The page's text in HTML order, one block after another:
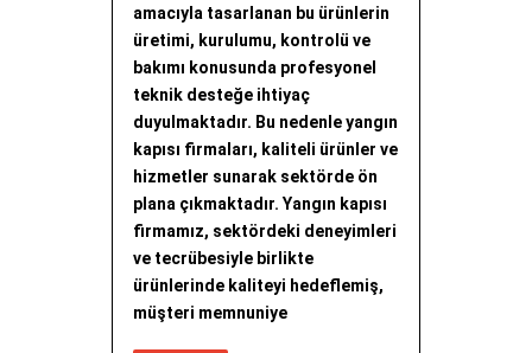
amacıyla tasarlanan bu ürünlerin
üretimi, kurulumu, kontrolü ve
bakımı konusunda profesyonel
teknik desteğe ihtiyaç
duyulmaktadır. Bu nedenle yangın
kapısı firmaları, kaliteli ürünler ve
hizmetler sunarak sektörde ön
plana çıkmaktadır. Yangın kapısı
firmamız, sektördeki deneyimleri
ve tecrübesiyle birlikte
ürünlerinde kaliteyi hedeflemiş,
müşteri memnuniye